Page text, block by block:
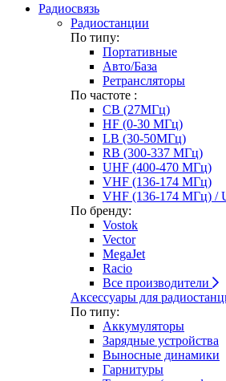
Радиосвязь
Радиостанции
По типу:
Портативные
Авто/База
Ретрансляторы
По частоте :
CB (27МГц)
HF (0-30 МГц)
LB (30-50МГц)
RB (300-337 МГц)
UHF (400-470 МГц)
VHF (136-174 МГц)
VHF (136-174 МГц) /
По бренду:
Vostok
Vector
MegaJet
Racio
Все производители
Аксессуары для
По типу:
Аккумуляторы
Зарядные устройства
Выносные динамики
Гарнитуры